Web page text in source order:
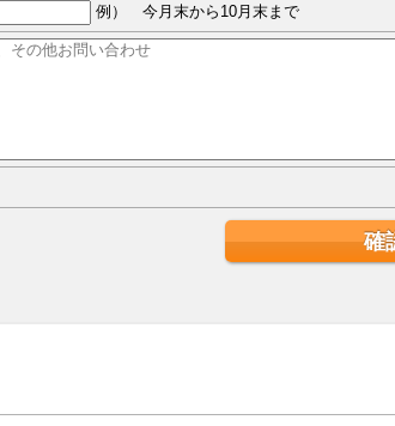
例） 今月末から10月末まで